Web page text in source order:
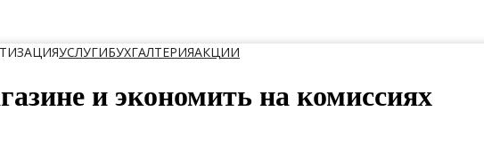
УСЛУГИБУХГАЛТЕРИЯАКЦИИ
и экономить на комиссиях